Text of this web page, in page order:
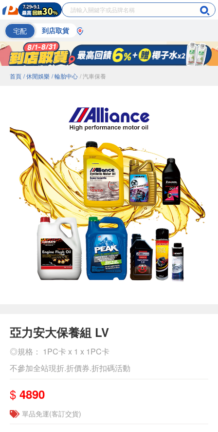
宅配 到店取貨
首頁 / 休閒娛樂 / 輪胎中心 / 汽車保養
亞力安大保養組 LV
◎規格： 1PC卡 x 1 x 1PC卡
不參加全站現折.折價券.折扣碼活動
$ 4890
單品免運(客訂交貨)